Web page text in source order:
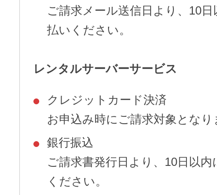
ご請求メール送信日より、10
払いください。
レンタルサーバーサービス
クレジットカード決済
お申込み時にご請求対象となり
銀行振込
ご請求書発行日より、10日以内
ください。